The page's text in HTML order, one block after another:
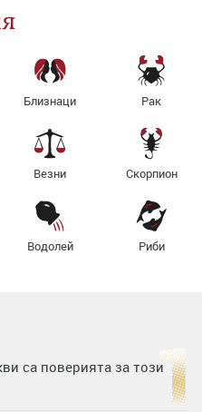
Близнаци Рак
Везни Скорпион
Водолей Риби
са поверията за този